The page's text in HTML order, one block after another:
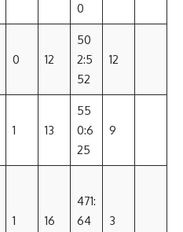
0
0 12
50
2:5
52
12
1 13
55
0:6
25
9
1 16
471:
64
3